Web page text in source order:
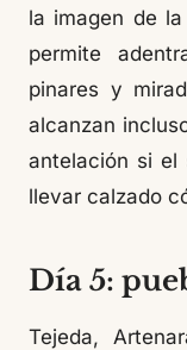
la imagen de
permite
pinares y
alcanzan
antelación si el
llevar calzado
Día 5:
Tejeda,